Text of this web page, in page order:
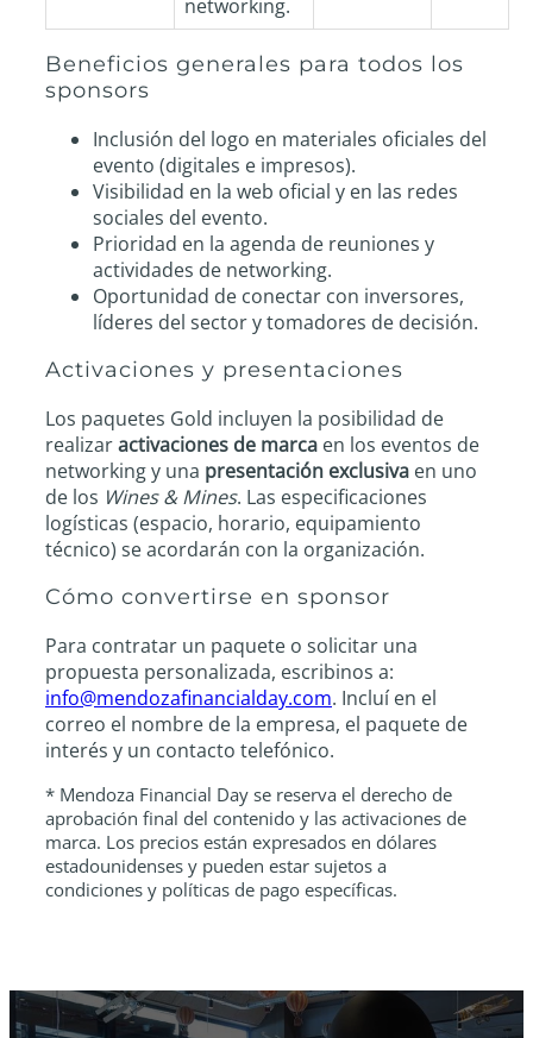
networking.
Beneficios generales para todos los
sponsors
Inclusión del logo en materiales oficiales del
evento (digitales e impresos).
Visibilidad en la web oficial y en las redes
sociales del evento.
Prioridad en la agenda de reuniones y
actividades de networking.
Oportunidad de conectar con inversores,
líderes del sector y tomadores de decisión.
Activaciones y presentaciones
Los paquetes Gold incluyen la posibilidad de
realizaractivaciones de marca en los eventos de
networking y una presentación exclusiva en uno
de los Wines & Mines. Las especificaciones
logísticas (espacio, horario, equipamiento
técnico) se acordarán con la organización.
Cómo convertirse en sponsor
Para contratar un paquete o solicitar una
propuesta personalizada, escribinos a:
info@mendozafinancialday.com. Incluí en el
correo el nombre de la empresa, el paquete de
interés y un contacto telefónico.
* Mendoza Financial Day se reserva el derecho de
aprobación final del contenido y las activaciones de
marca. Los precios están expresados en dólares
estadounidenses y pueden estar sujetos a
condiciones y políticas de pago específicas.